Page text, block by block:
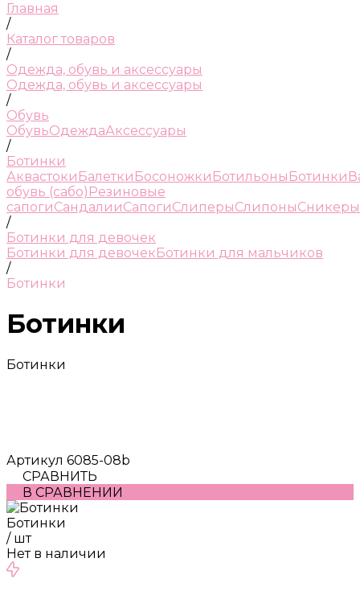
Главная
/
Каталог товаров
/
Одежда, обувь и аксессуары
Одежда, обувь и аксессуары
/
Обувь
ОбувьОдеждаАксессуары
/
Ботинки
Аквастоки Балетки Босоножки Ботильоны Ботинки
обувь (сабо) Резиновые
сапогиСандалииСапогиСлиперыСлипоныСникеры
/
Ботинки для девочек
Ботинки для девочекБотинки для мальчиков
/
Ботинки
Ботинки
Ботинки
Артикул 6085-08b
СРАВНИТЬ
В СРАВНЕНИИ
Ботинки
/ шт
Нет в наличии